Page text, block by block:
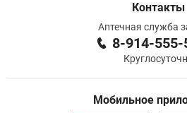
Контакты
Аптечная служба
8-914-555-
Мобильное